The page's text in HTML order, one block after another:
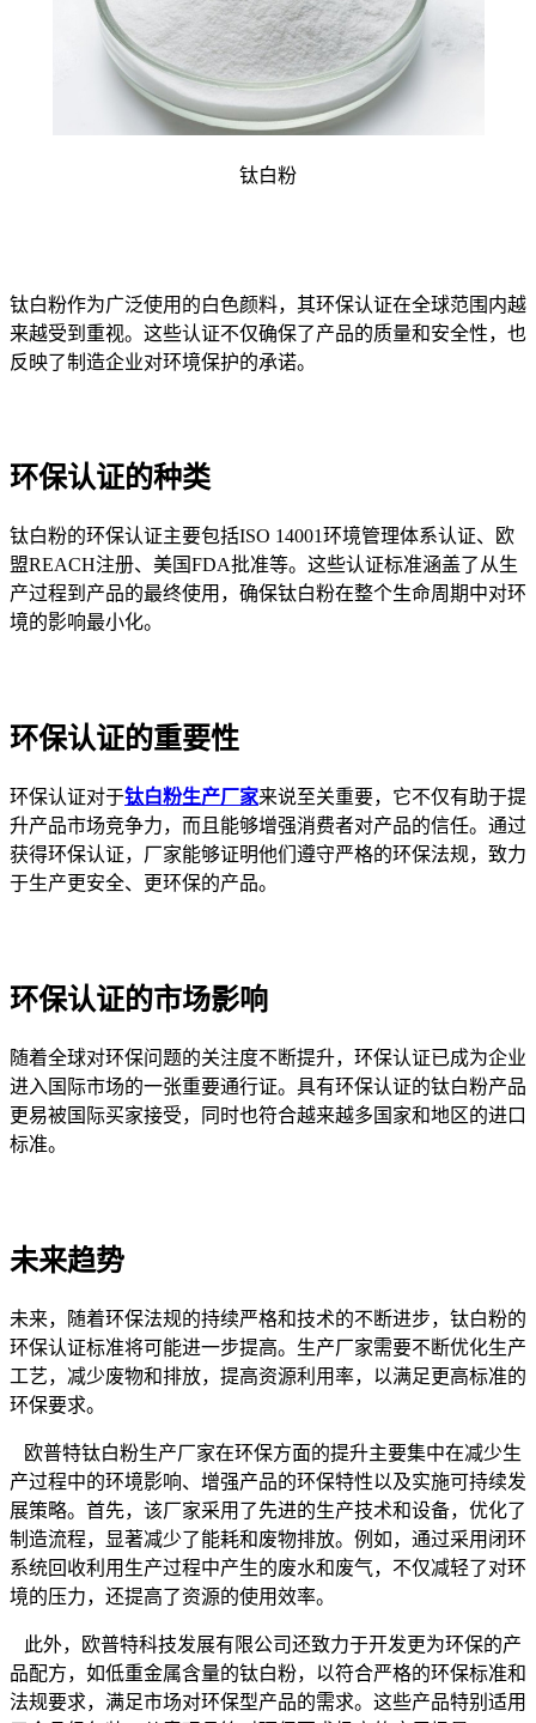
钛白粉
钛白粉作为广泛使用的白色颜料，其环保认证在全球范围内越
来越受到重视。这些认证不仅确保了产品的质量和安全性，也
反映了制造企业对环境保护的承诺。
环保认证的种类
钛白粉的环保认证主要包括ISO 14001环境管理体系认证、欧
盟REACH注册、美国FDA批准等。这些认证标准涵盖了从生
产过程到产品的最终使用，确保钛白粉在整个生命周期中对环
境的影响最小化。
环保认证的重要性
环保认证对于钛白粉生产厂家来说至关重要，它不仅有助于提
升产品市场竞争力，而且能够增强消费者对产品的信任。通过
获得环保认证，厂家能够证明他们遵守严格的环保法规，致力
于生产更安全、更环保的产品。
环保认证的市场影响
随着全球对环保问题的关注度不断提升，环保认证已成为企业
进入国际市场的一张重要通行证。具有环保认证的钛白粉产品
更易被国际买家接受，同时也符合越来越多国家和地区的进口
标准。
未来趋势
未来，随着环保法规的持续严格和技术的不断进步，钛白粉的
环保认证标准将可能进一步提高。生产厂家需要不断优化生产
工艺，减少废物和排放，提高资源利用率，以满足更高标准的
环保要求。
欧普特钛白粉生产厂家在环保方面的提升主要集中在减少生
产过程中的环境影响、增强产品的环保特性以及实施可持续发
展策略。首先，该厂家采用了先进的生产技术和设备，优化了
制造流程，显著减少了能耗和废物排放。例如，通过采用闭环
系统回收利用生产过程中产生的废水和废气，不仅减轻了对环
境的压力，还提高了资源的使用效率。
此外，欧普特科技发展有限公司还致力于开发更为环保的产
品配方，如低重金属含量的钛白粉，以符合严格的环保标准和
法规要求，满足市场对环保型产品的需求。这些产品特别适用